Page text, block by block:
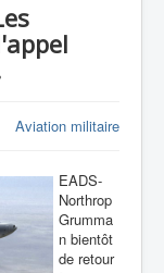
Aviation militaire
EADS-
Northrop
Grumma
n bientôt
de retour